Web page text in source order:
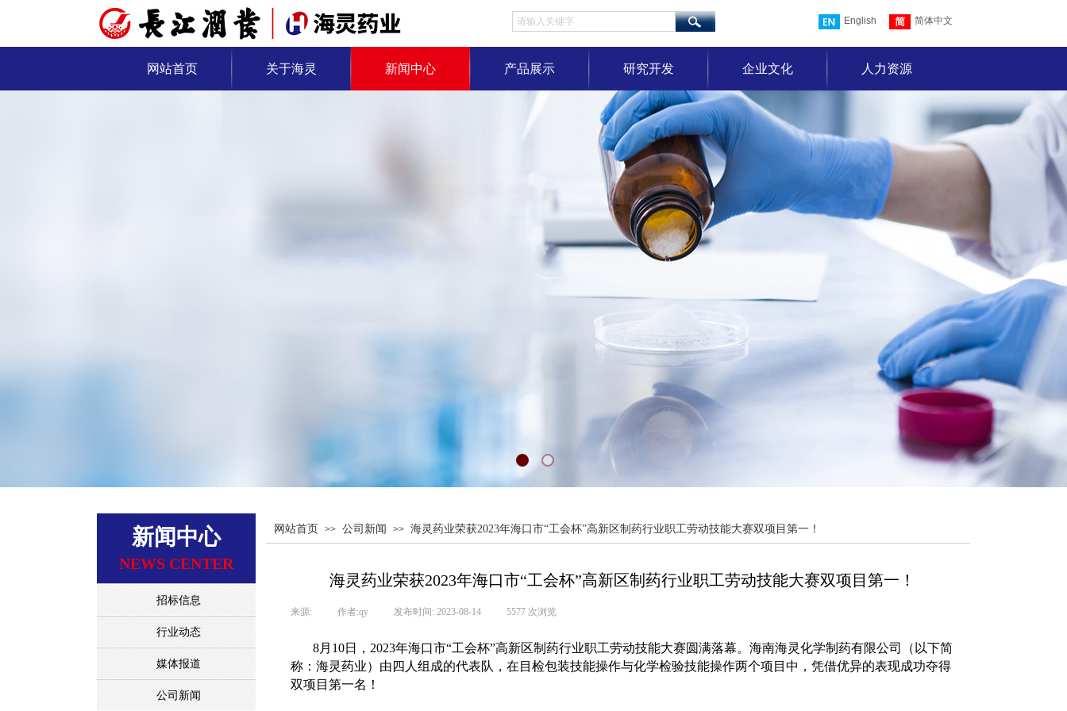
English 简体中文
网站首页 关于海灵 新闻中心 产品展示 研究开发 企业文化 人力资源
新闻中心
NEWS CENTER
网站首页 >> 公司新闻 >> 海灵药业荣获2023年海口市“工会杯”高新区制药行业职工劳动技能大赛双项目第一！
海灵药业荣获2023年海口市“工会杯”高新区制药行业职工劳动技能大赛双项目第一！
来源: 作者:qy 发布时间: 2023-08-14 5577 次浏览
8月10日，2023年海口市“工会杯”高新区制药行业职工劳动技能大赛圆满落幕。海南海灵化学制药有限公司（以下简
称：海灵药业）由四人组成的代表队，在目检包装技能操作与化学检验技能操作两个项目中，凭借优异的表现成功夺得
双项目第一名！
招标信息
行业动态
媒体报道
公司新闻